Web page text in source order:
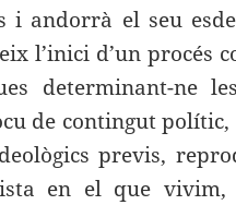
i andorrà el seu
l’inici d’un procés
determinant-ne
de contingut
previs,
en el que